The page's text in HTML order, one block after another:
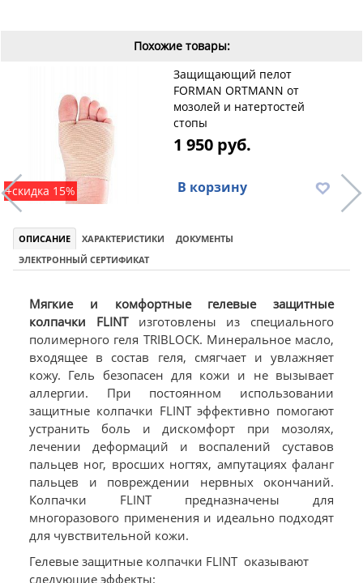
Похожие товары:
+скидка 15%
Защищающий пелот
FORMAN ORTMANN от
мозолей и натертостей
стопы
1 950 руб.
В корзину
ОПИСАНИЕ ХАРАКТЕРИСТИКИ
ДОКУМЕНТЫ
ЭЛЕКТРОННЫЙ СЕРТИФИКАТ
Мягкие и комфортные гелевые защитные
колпачки FLINT изготовлены из специального
полимерного геля TRIBLOCK. Минеральное масло,
входящее в состав геля, смягчает и увлажняет
кожу. Гель безопасен для кожи и не вызывает
аллергии. При постоянном использовании
защитные колпачки FLINT эффективно помогают
устранить боль и дискомфорт при мозолях,
лечении деформаций и воспалений суставов
пальцев ног, вросших ногтях, ампутациях фаланг
пальцев и повреждении нервных окончаний.
Колпачки FLINT предназначены для
многоразового применения и идеально подходят
для чувствительной кожи.
Гелевые защитные колпачки FLINT оказывают
следующие эффекты: